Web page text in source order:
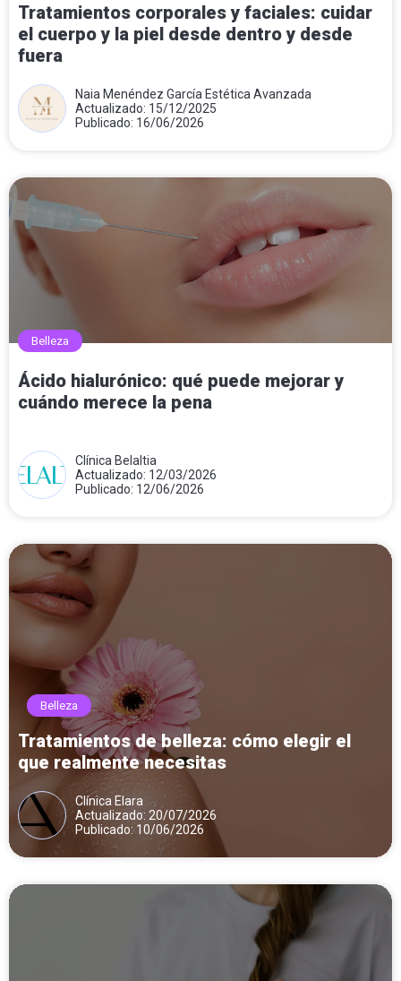
Tratamientos corporales y faciales: cuidar
el cuerpo y la piel desde dentro y desde
fuera
Naia Menéndez García Estética Avanzada
Actualizado: 15/12/2025
Publicado: 16/06/2026
Belleza
Ácido hialurónico: qué puede mejorar y
cuándo merece la pena
Clínica Belaltia
Actualizado: 12/03/2026
Publicado: 12/06/2026
Belleza
Tratamientos de belleza: cómo elegir el
que realmente necesitas
Clínica Elara
Actualizado: 20/07/2026
Publicado: 10/06/2026